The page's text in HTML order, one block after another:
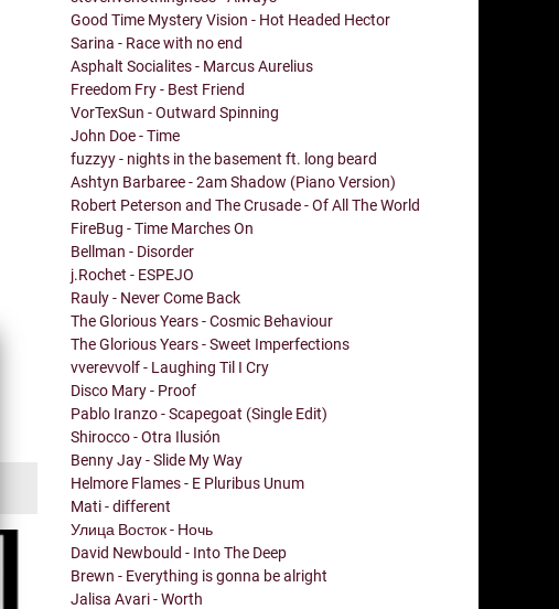
Good Time Mystery Vision - Hot Headed Hector
Sarina - Race with no end
Asphalt Socialites - Marcus Aurelius
Freedom Fry - Best Friend
VorTexSun - Outward Spinning
John Doe - Time
fuzzyy - nights in the basement ft. long beard
Ashtyn Barbaree - 2am Shadow (Piano Version)
Robert Peterson and The Crusade - Of All The World
FireBug - Time Marches On
Bellman - Disorder
j.Rochet - ESPEJO
Rauly - Never Come Back
The Glorious Years - Cosmic Behaviour
The Glorious Years - Sweet Imperfections
vverevvolf - Laughing Til I Cry
Disco Mary - Proof
Pablo Iranzo - Scapegoat (Single Edit)
Shirocco - Otra Ilusión
Benny Jay - Slide My Way
Helmore Flames - E Pluribus Unum
Mati - different
Улица Восток - Ночь
David Newbould - Into The Deep
Brewn - Everything is gonna be alright
Jalisa Avari - Worth